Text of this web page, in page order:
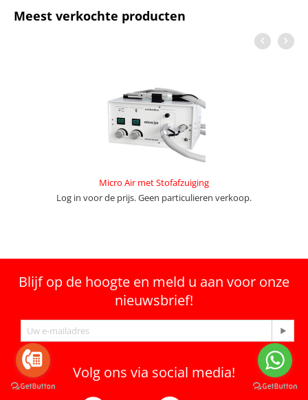
Meest verkochte producten
Micro Air met Stofafzuiging
Log in voor de prijs. Geen particulieren verkoop.
Blijf op de hoogte en meld u aan voor onze
nieuwsbrief!
Volg ons via social media!